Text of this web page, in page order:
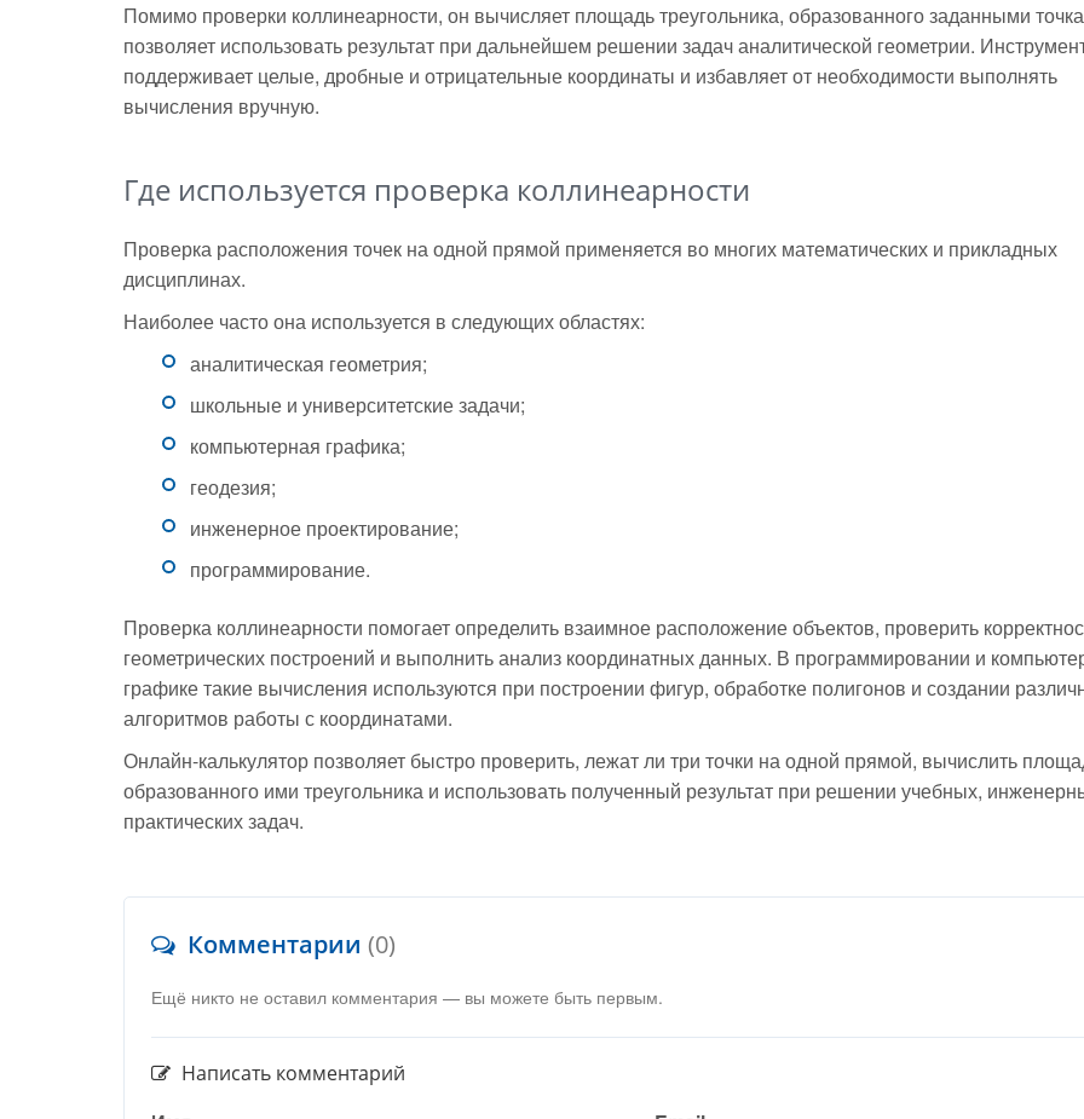
Помимо проверки коллинеарности, он вычисляет площадь треугольника, образованного заданными
позволяет использовать результат при дальнейшем решении задач аналитической геометрии.
поддерживает целые, дробные и отрицательные координаты и избавляет от необходимости выполнять
вычисления вручную.
Где используется проверка коллинеарности
Проверка расположения точек на одной прямой применяется во многих математических и прикладных
дисциплинах.
Наиболее часто она используется в следующих областях:
аналитическая геометрия;
школьные и университетские задачи;
компьютерная графика;
геодезия;
инженерное проектирование;
программирование.
Проверка коллинеарности помогает определить взаимное расположение объектов, проверить
геометрических построений и выполнить анализ координатных данных. В программировании и
графике такие вычисления используются при построении фигур, обработке полигонов и создании
алгоритмов работы с координатами.
Онлайн-калькулятор позволяет быстро проверить, лежат ли три точки на одной прямой, вычислить
образованного ими треугольника и использовать полученный результат при решении учебных,
практических задач.
Комментарии (0)
Ещё никто не оставил комментария — вы можете быть первым.
Написать комментарий